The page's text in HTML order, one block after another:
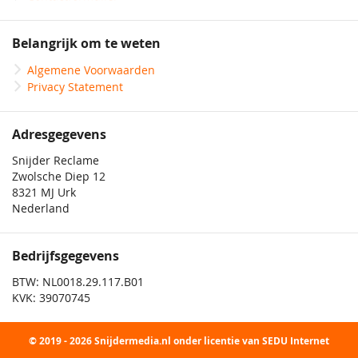
Belangrijk om te weten
Algemene Voorwaarden
Privacy Statement
Adresgegevens
Snijder Reclame
Zwolsche Diep 12
8321 MJ Urk
Nederland
Bedrijfsgegevens
BTW: NL0018.29.117.B01
KVK: 39070745
© 2019 - 2026 Snijdermedia.nl onder licentie van SEDU Internet